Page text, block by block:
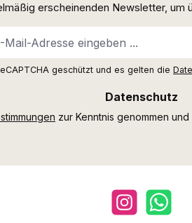
erscheinenden Newsletter,
geschützt und es gelten die
Datenschutz
zur Kenntnis genommen und
InstagramWhatsApp